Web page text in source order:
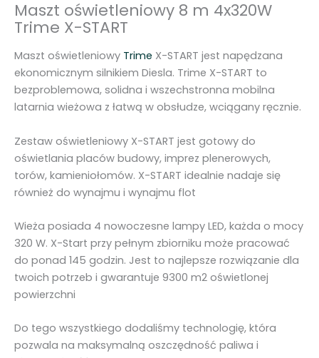
x
3
0
W
T
r
m
e
X
-
T
A
R
T
Maszt oświetleniowy 8 m 4x320W
Trime X-START
Maszt oświetleniowy Trime X-START jest napędzana
ekonomicznym silnikiem Diesla. Trime X-START to
bezproblemowa, solidna i wszechstronna mobilna
latarnia wieżowa z łatwą w obsłudze, wciągany ręcznie.
Zestaw oświetleniowy X-START jest gotowy do
oświetlania placów budowy, imprez plenerowych,
torów, kamieniołomów. X-START idealnie nadaje się
również do wynajmu i wynajmu flot
Wieża posiada 4 nowoczesne lampy LED, każda o mocy
320 W. X-Start przy pełnym zbiorniku może pracować
do ponad 145 godzin. Jest to najlepsze rozwiązanie dla
twoich potrzeb i gwarantuje 9300 m2 oświetlonej
powierzchni
Do tego wszystkiego dodaliśmy technologię, która
pozwala na maksymalną oszczędność paliwa i